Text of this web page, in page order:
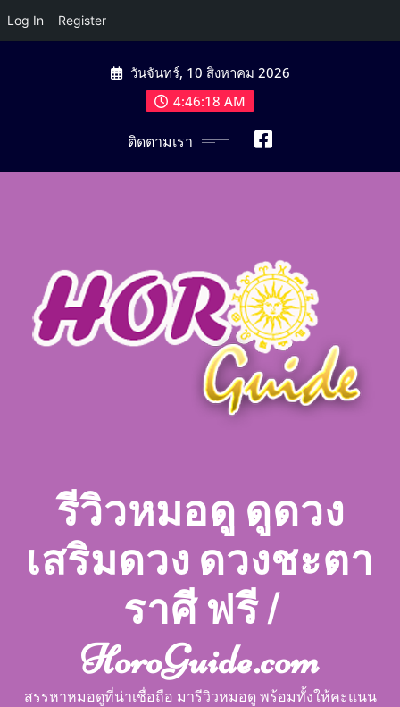
Log In Register
วันจันทร์, 10 สิงหาคม 2026
4:46:19 AM
ติดตามเรา
รีวิวหมอดู ดูดวง
เสริมดวง ดวงชะตา
ราศี ฟรี |
HoroGuide.com
สรรหาหมอดูที่น่าเชื่อถือ มารีวิวหมอดู พร้อมทั้งให้คะแนน